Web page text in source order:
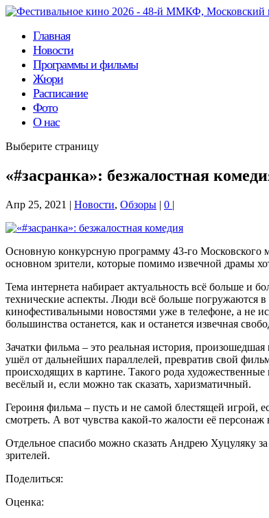
Главная
Новости
Программы и фильмы
Жюри
Расписание
Фото
О нас
Выберите страницу
«#засранка»: безжалостная
Апр 25, 2021 | Новости, Обзоры | 0 |
Основную конкурсную программу 43-го Московского
основном зрители, которые помимо извечной драмы
Тема интернета набирает актуальность всё больше и
технические аспекты. Люди всё больше погружаются
кинофестивальными новостями уже в телефоне, а не
большинства останется, как и останется извечная
Зачатки фильма – это реальная история,
ушёл от дальнейших параллелей, превратив свой
происходящих в картине. Такого рода
весёлый и, если можно так сказать, харизматичный.
Героиня фильма – пусть и не самой блестящей игрой,
смотреть. А вот чувства какой-то жалости её
Отдельное спасибо можно сказать Андрею Хуцуляку
зрителей.
Поделиться:
Оценка: